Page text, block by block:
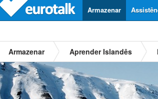
Armazenar
Armazenar Aprender Islandês